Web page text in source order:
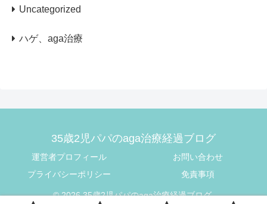
Uncategorized
ハゲ、aga治療
35歳2児パパのaga治療経過ブログ
運営者プロフィール
お問い合わせ
プライバシーポリシー
免責事項
© 2026 35歳2児パパのaga治療経過ブログ.